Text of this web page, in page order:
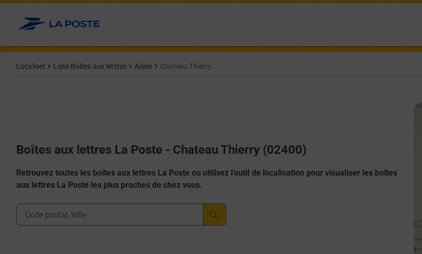
Allez au contenu
Localiser Liste Boîtes aux lettres Aisne Chateau Thierry
Boîtes aux lettres La Poste - Chateau Thierry (02400)
Retrouvez toutes les boîtes aux lettres La Poste ou utilisez l'outil de localisation pour visualiser les boîtes
aux lettres La Poste les plus proches de chez vous.
Ville, Département, Code Postal